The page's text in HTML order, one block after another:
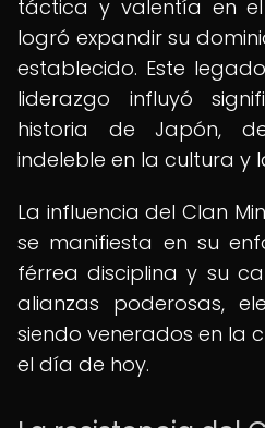
táctica y valentía en
logró expandir su
establecido. Este
liderazgo influyó
historia de Japón,
indeleble en la cultura y
La influencia del Clan
se manifiesta en su
férrea disciplina y su
alianzas poderosas,
siendo venerados en la
el día de hoy.